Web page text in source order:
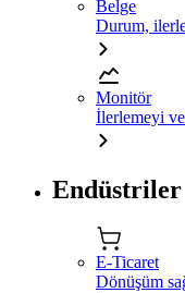
Belge
Durum,
Monitör
İlerlemeyi
Endüstriler
E-Ticaret
Dönüşüm